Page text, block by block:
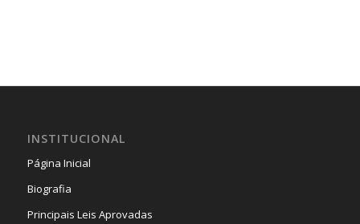
INSTITUCIONAL
Página Inicial
Biografia
Principais Leis Aprovadas